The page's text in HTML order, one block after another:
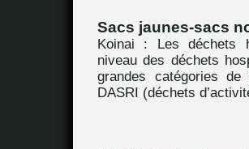
Sacs jaunes-sacs
Koinai : Les déchets
niveau des déchets
grandes catégories
DASRI (déchets